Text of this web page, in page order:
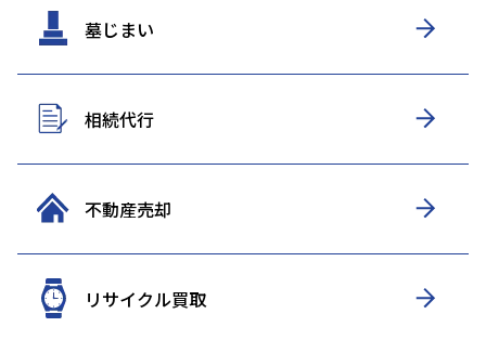
墓じまい
相続代行
不動産売却
リサイクル買取